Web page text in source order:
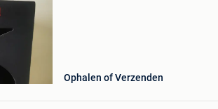
Ophalen of Verzenden